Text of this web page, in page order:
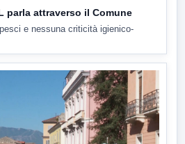
parla attraverso il Comune
e nessuna criticità igienico-